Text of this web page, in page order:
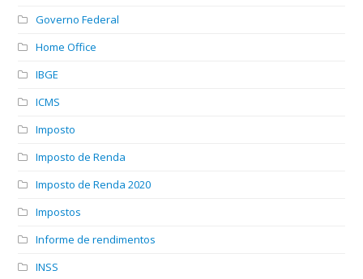
Governo Federal
Home Office
IBGE
ICMS
Imposto
Imposto de Renda
Imposto de Renda 2020
Impostos
Informe de rendimentos
INSS